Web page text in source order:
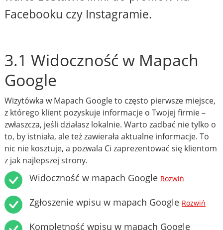
Facebooku czy Instagramie.
3.1 Widoczność w Mapach
Google
Wizytówka w Mapach Google to często pierwsze miejsce,
z którego klient pozyskuje informacje o Twojej firmie –
zwłaszcza, jeśli działasz lokalnie. Warto zadbać nie tylko o
to, by istniała, ale też zawierała aktualne informacje. To
nic nie kosztuje, a pozwala Ci zaprezentować się klientom
z jak najlepszej strony.
Widoczność w mapach Google Rozwiń
Zgłoszenie wpisu w mapach Google Rozwiń
Kompletność wpisu w mapach Google